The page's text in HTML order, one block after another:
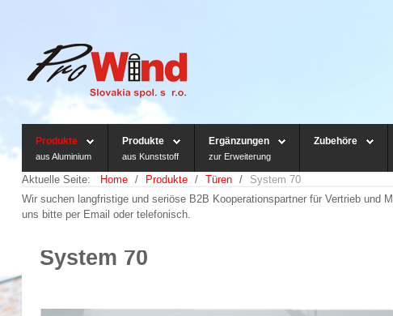
Produkte
aus Aluminium
Produkte
aus Kunststoff
Ergänzungen
zur Erweiterung
Zubehöre
Aktuelle Seite: Home / Produkte / Türen /
System 70
Wir suchen langfristige und seriöse B2B Kooperationspartner für Vertrieb
uns bitte per Email oder telefonisch.
System 70